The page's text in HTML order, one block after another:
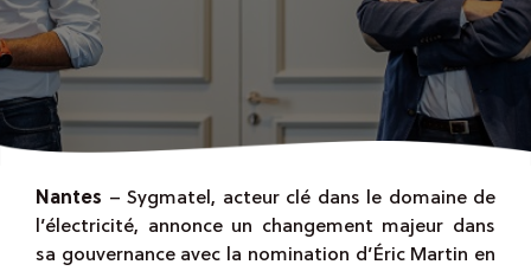
Nantes – Sygmatel, acteur clé dans le domaine de
l’électricité, annonce un changement majeur dans
sa gouvernance avec la nomination d’Éric Martin en